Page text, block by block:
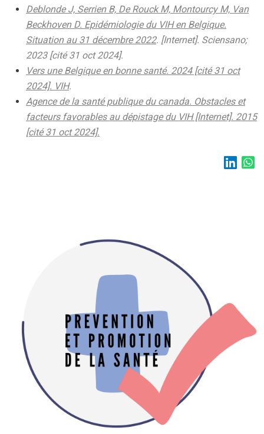
Deblonde J, Serrien B, De Rouck M, Montourcy M, Van
Beckhoven D. Epidémiologie du VIH en Belgique.
Situation au 31 décembre 2022. [Internet]. Sciensano;
2023 [cité 31 oct 2024].
Vers une Belgique en bonne santé. 2024 [cité 31 oct
2024]. VIH.
Agence de la santé publique du canada. Obstacles et
facteurs favorables au dépistage du VIH [Internet]. 2015
[cité 31 oct 2024].